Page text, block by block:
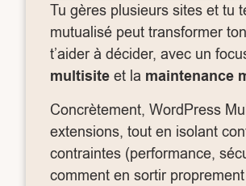
Tu gères plusieurs sites et tu
mutualisé peut transformer
t’aider à décider, avec un
multisite et la maintenance
Concrètement, WordPress
extensions, tout en isolant
contraintes (performance,
comment en sortir